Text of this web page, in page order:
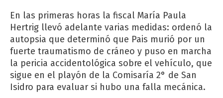
En las primeras horas la fiscal María Paula
Hertrig llevó adelante varias medidas: ordenó la
autopsia que determinó que Pais murió por un
fuerte traumatismo de cráneo y puso en marcha
la pericia accidentológica sobre el vehículo, que
sigue en el playón de la Comisaría 2° de San
Isidro para evaluar si hubo una falla mecánica.